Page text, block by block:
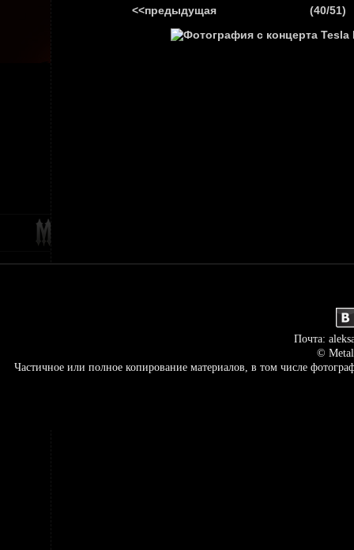
<<предыдущая (40/51)
Почта:
©
Частичное или полное копирование материалов, в том числе